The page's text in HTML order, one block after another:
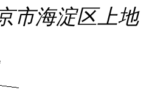
市海淀区上地